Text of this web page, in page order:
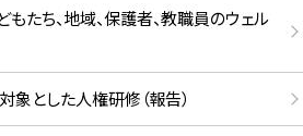
たち、地域、保護者、教職員のウェル
とした人権研修（報告）